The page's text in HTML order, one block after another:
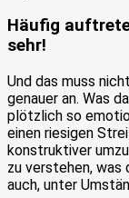
Häufig
sehr!
Und das muss
genauer an. Was
plötzlich so
einen riesigen
konstruktiver
zu verstehen, was
auch, unter